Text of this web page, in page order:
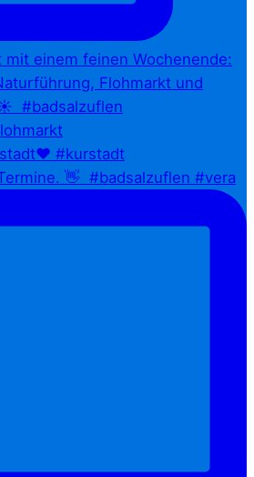
👋⁠ ⁠ #badsalzuflen #vera